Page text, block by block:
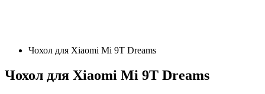
Чохол для Xiaomi Mi 9T Dreams
Чохол для Xiaomi Mi 9T Dreams